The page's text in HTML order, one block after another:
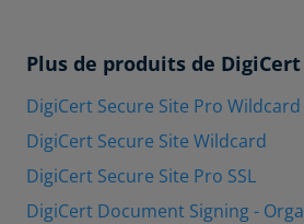
Plus de produits de DigiCert
DigiCert Secure Site Pro Wildcard
DigiCert Secure Site Wildcard
DigiCert Secure Site Pro SSL
DigiCert Document Signing -